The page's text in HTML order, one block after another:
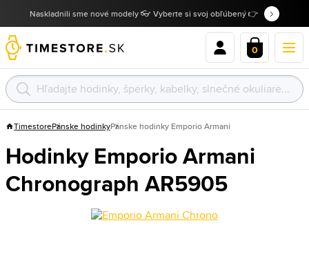
Naskladnili sme nové modely 👓 Vyberte si svoj obľúbený 👉
0
TimestorePánske hodinkyPánske hodinky Emporio Armani
Hodinky Emporio Armani
Chronograph AR5905